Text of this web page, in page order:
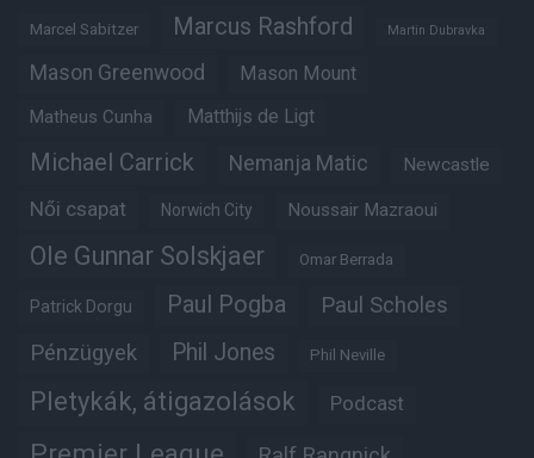
Marcel Sabitzer Marcus Rashford Martin Dubravka
Mason Greenwood Mason Mount
Matheus Cunha Matthijs de Ligt
Michael Carrick Nemanja Matic Newcastle
Női csapat Norwich City Noussair Mazraoui
Ole Gunnar Solskjaer Omar Berrada
Patrick Dorgu Paul Pogba Paul Scholes
Pénzügyek Phil Jones Phil Neville
Pletykák, átigazolások Podcast